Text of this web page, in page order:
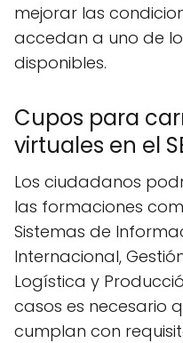
mejorar las
accedan a uno de
disponibles.
Cupos para
virtuales en el
Los ciudadanos
las formaciones
Sistemas de
Internacional,
Logística y
casos es necesario
cumplan con